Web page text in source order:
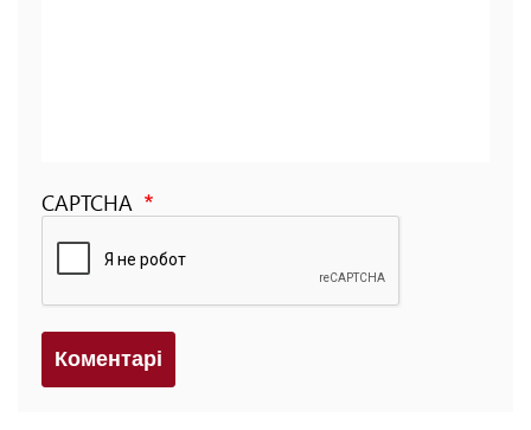
CAPTCHA
Коментарi